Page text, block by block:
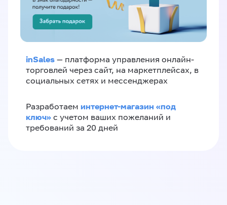
inSales — платформа управления онлайн-
торговлей через сайт, на маркетплейсах, в
социальных сетях и мессенджерах
Разработаем интернет-магазин «‎под
ключ»‎ с учетом ваших пожеланий и
требований за 20 дней